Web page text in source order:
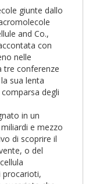
giunte dallo
and Co.,
con
nelle
tre conferenze
sua lenta
degli
in un
e mezzo
di scoprire il
o del
procarioti,